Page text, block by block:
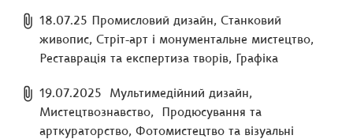
18.07.25 Промисловий дизайн, Станковий
живопис, Стріт-арт і монументальне мистецтво,
Реставрація та експертиза творів, Графіка
19.07.2025 Мультимедійний дизайн,
Мистецтвознавство, Продюсування та
арткураторство, Фотомистецтво та візуальні